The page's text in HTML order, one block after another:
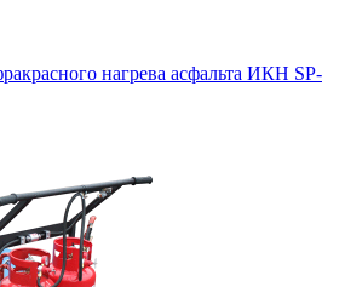
нагрева асфальта ИКН SP-